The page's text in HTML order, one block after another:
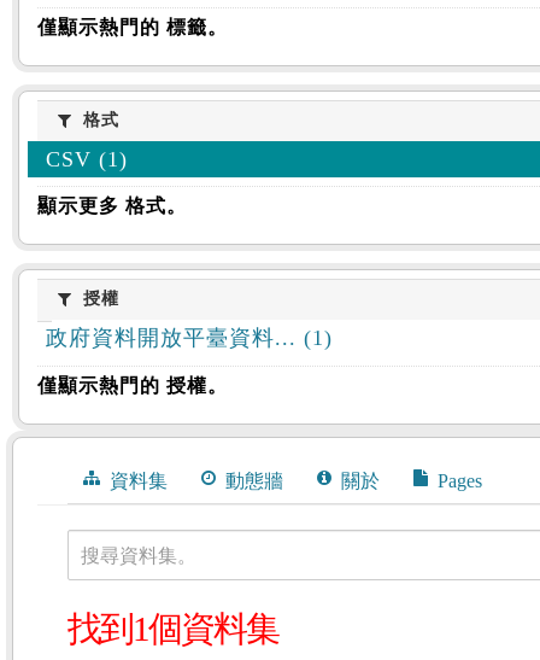
僅顯示熱門的 標籤。
格式格式
CSV (1)
顯示更多 格式。
授權授權
政府資料開放平臺資料... (1)
僅顯示熱門的 授權。
資料集 動態牆 關於 Pages
搜尋資料集。
找到1個資料集